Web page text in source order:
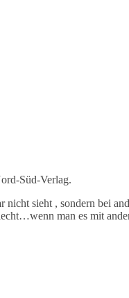
Süd-Verlag.
nicht sieht , sondern bei
man es mit